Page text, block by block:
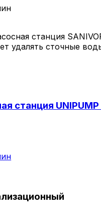
станция
удалять сточные
станция